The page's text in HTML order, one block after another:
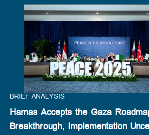
BRIEF ANALYSIS
Hamas Accepts the Gaza
Breakthrough, Implementation